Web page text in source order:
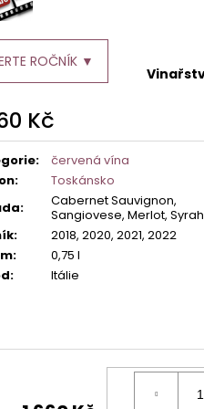
ROČNÍK ▼
Kč
:
červená vína
:
Toskánsko
:
Cabernet Sauvignon,
Sangiovese, Merlot, Syrah
:
2018, 2020, 2021, 2022
:
0,75 l
: Itálie